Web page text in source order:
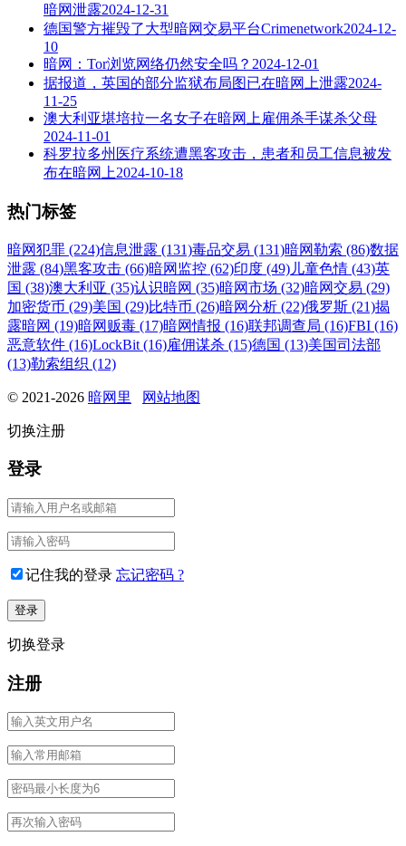
暗网泄露2024-12-31
德国警方摧毁了大型暗网交易平台Crimenetwork2024-12-
10
暗网：Tor浏览网络仍然安全吗？ 2024-12-01
据报道，英国的部分监狱布局图已在暗网上泄露2024-
11-25
澳大利亚堪培拉一名女子在暗网上雇佣杀手谋杀父母
2024-11-01
科罗拉多州医疗系统遭黑客攻击，患者和员工信息被发
布在暗网上2024-10-18
热门标签
暗网犯罪 (224)信息泄露 (131)毒品交易 (131)暗网勒索 (86)数据
泄露 (84)黑客攻击 (66)暗网监控 (62)印度 (49) 儿童色情 (43)英
国 (38)澳大利亚 (35)认识暗网 (35)暗网市场 (32)暗网交易 (29)
加密货币 (29)美国 (29)比特币 (26)暗网分析 (22)俄罗斯 (21)揭
露暗网 (19)暗网贩毒 (17)暗网情报 (16)联邦调查局 (16)FBI (16)
恶意软件 (16)LockBit (16)雇佣谋杀 (15)德国 (13)美国司法部
(13)勒索组织 (12)
© 2021-2026 暗网里 网站地图
切换注册
登录
记住我的登录 忘记密码 ?
切换登录
注册